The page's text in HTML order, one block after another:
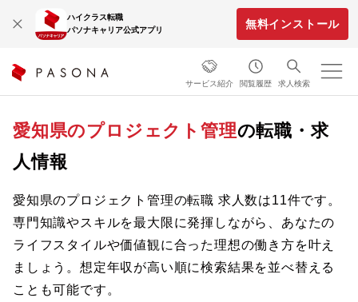
ハイクラス転職
パソナキャリア公式アプリ
無料インストール
サービス紹介 閲覧履歴 求人検索
愛知県のプロジェクト管理の転職・求
人情報
愛知県のプロジェクト管理の転職 求人数は11件です。
専門知識やスキルを最大限に発揮しながら、あなたの
ライフスタイルや価値観に合った理想の働き方を叶え
ましょう。想定年収が高い順に検索結果を並べ替える
ことも可能です。